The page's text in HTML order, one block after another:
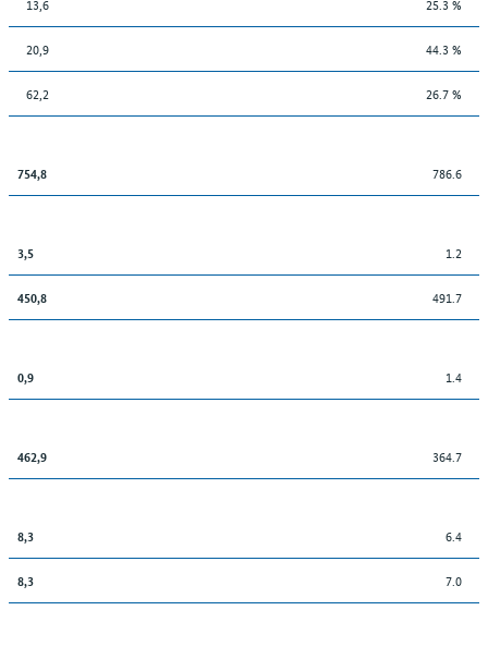
20,9 44.3 %
62,2 26.7 %
754,8 786.6
3,5 1.2
450,8 491.7
0,9 1.4
462,9 364.7
8,3 6.4
8,3 7.0